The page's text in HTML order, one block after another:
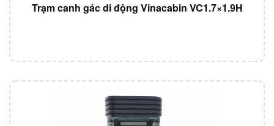
Trạm canh gác di động Vinacabin VC1.7×1.9H